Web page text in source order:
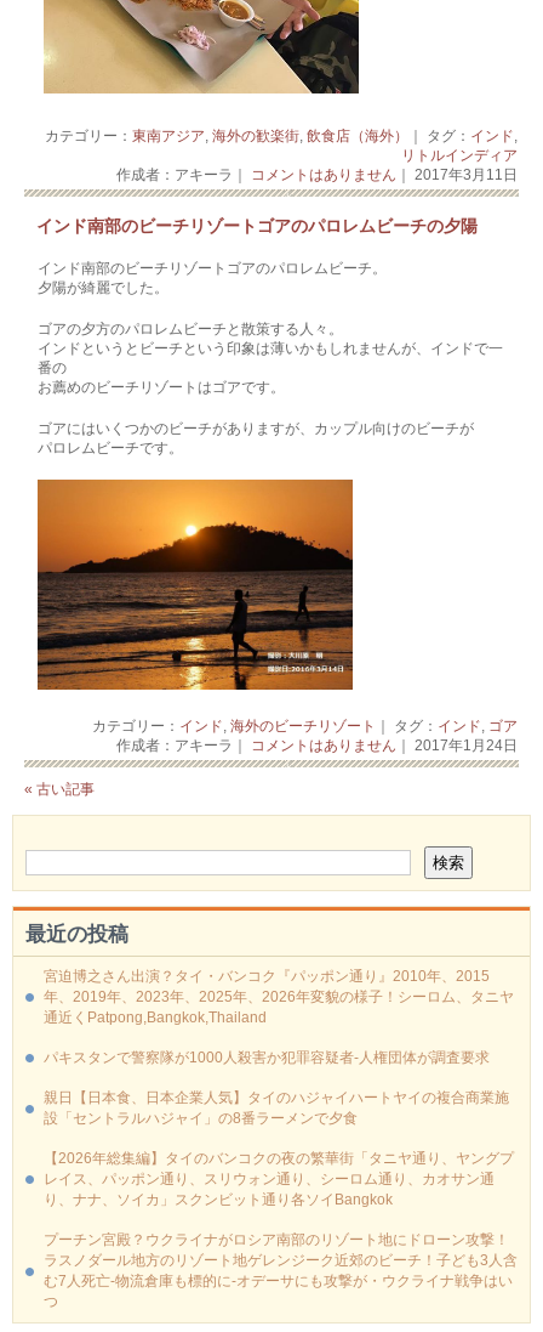
カテゴリー： 東南アジア, 海外の歓楽街, 飲食店（海外） ｜ タグ： インド,
リトルインディア
作成者：アキーラ｜ コメントはありません ｜ 2017年3月11日
インド南部のビーチリゾートゴアのパロレムビーチの夕陽
インド南部のビーチリゾートゴアのパロレムビーチ。
夕陽が綺麗でした。
ゴアの夕方のパロレムビーチと散策する人々。
インドというとビーチという印象は薄いかもしれませんが、インドで一
番の
お薦めのビーチリゾートはゴアです。
ゴアにはいくつかのビーチがありますが、カップル向けのビーチが
パロレムビーチです。
カテゴリー： インド, 海外のビーチリゾート ｜ タグ： インド, ゴア
作成者：アキーラ｜ コメントはありません ｜ 2017年1月24日
« 古い記事
最近の投稿
宮迫博之さん出演？タイ・バンコク『パッポン通り』2010年、2015
年、2019年、2023年、2025年、2026年変貌の様子！シーロム、タニヤ
通近くPatpong,Bangkok,Thailand
パキスタンで警察隊が1000人殺害か犯罪容疑者-人権団体が調査要求
親日【日本食、日本企業人気】タイのハジャイハートヤイの複合商業施
設「セントラルハジャイ」の8番ラーメンで夕食
【2026年総集編】タイのバンコクの夜の繁華街「タニヤ通り、ヤングプ
レイス、パッポン通り、スリウォン通り、シーロム通り、カオサン通
り、ナナ、ソイカ」スクンビット通り各ソイBangkok
プーチン宮殿？ウクライナがロシア南部のリゾート地にドローン攻撃！
ラスノダール地方のリゾート地ゲレンジーク近郊のビーチ！子ども3人含
む7人死亡-物流倉庫も標的に‐オデーサにも攻撃が・ウクライナ戦争はい
つ